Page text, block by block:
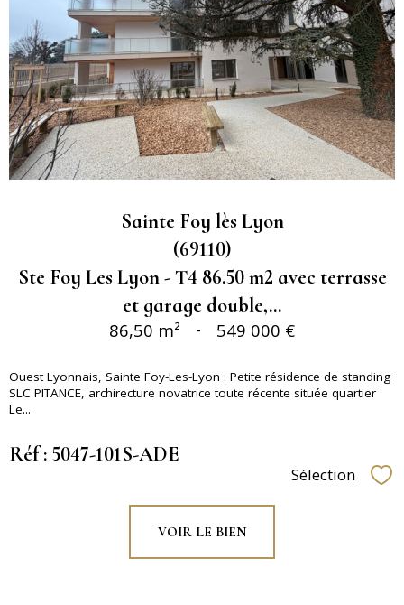
Sainte Foy lès Lyon
(69110)
Ste Foy Les Lyon - T4 86.50 m2 avec terrasse
et garage double,...
86,50 m² - 549 000 €
Ouest Lyonnais, Sainte Foy-Les-Lyon : Petite résidence de standing
SLC PITANCE, archirecture novatrice toute récente située quartier
Le...
Réf : 5047-101S-ADE
Sélection
VOIR LE BIEN